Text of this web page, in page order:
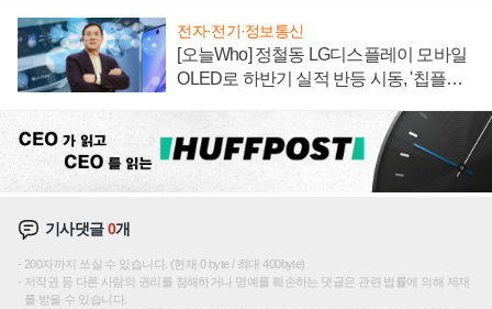
전자·전기·정보통신
[오늘Who] 정철동 LG디스플레이 모바일
OLED로 하반기 실적 반등 시동, '칩플레
기사댓글0개
200자까지 쓰실 수 있습니다. (현재 0 byte / 최대 400byte)
저작권 등 다른 사람의 권리를 침해하거나 명예를 훼손하는 댓글은 관련 법률에 의해 제재
를 받을 수 있습니다.